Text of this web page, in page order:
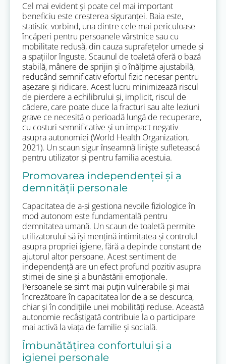
Cel mai evident și poate cel mai important
beneficiu este creșterea siguranței. Baia este,
statistic vorbind, una dintre cele mai periculoase
încăperi pentru persoanele vârstnice sau cu
mobilitate redusă, din cauza suprafețelor umede și
a spațiilor înguste. Scaunul de toaletă oferă o bază
stabilă, mânere de sprijin și o înălțime ajustabilă,
reducând semnificativ efortul fizic necesar pentru
așezare și ridicare. Acest lucru minimizează riscul
de pierdere a echilibrului și, implicit, riscul de
cădere, care poate duce la fracturi sau alte leziuni
grave ce necesită o perioadă lungă de recuperare,
cu costuri semnificative și un impact negativ
asupra autonomiei (World Health Organization,
2021). Un scaun sigur înseamnă liniște sufletească
pentru utilizator și pentru familia acestuia.
Promovarea independenței și a
demnității personale
Capacitatea de a-și gestiona nevoile fiziologice în
mod autonom este fundamentală pentru
demnitatea umană. Un scaun de toaletă permite
utilizatorului să își mențină intimitatea și controlul
asupra propriei igiene, fără a depinde constant de
ajutorul altor persoane. Acest sentiment de
independență are un efect profund pozitiv asupra
stimei de sine și a bunăstării emoționale.
Persoanele se simt mai puțin vulnerabile și mai
încrezătoare în capacitatea lor de a se descurca,
chiar și în condițiile unei mobilități reduse. Această
autonomie recâștigată contribuie la o participare
mai activă la viața de familie și socială.
Îmbunătățirea confortului și a
igienei personale